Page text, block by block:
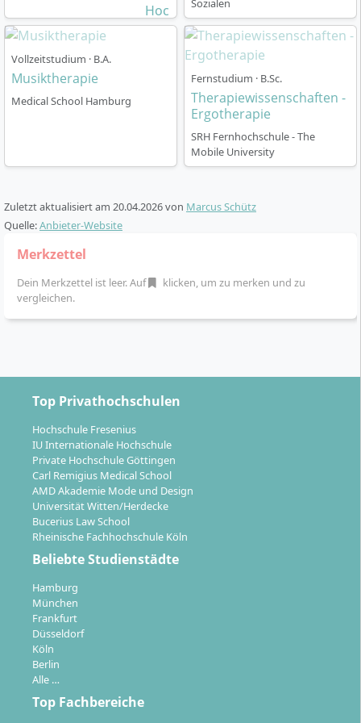
Berufsqualifikation. Das siebte Semester widmet sich
der Professionalisierung, einem Wahlbereich und
deiner Bachelorarbeit. Kleine Lerngruppen und das
CORE-Prinzip (Competence-Oriented Research and
Education) fördern individuelles, praxisnahes und
eigenverantwortliches Lernen, verbunden mit
kontinuierlicher Selbstreflexion.
In welchen Berufen arbeiten Absolventinnen
und Absolventen der Musiktherapie?
Absolventinnen und Absolventen des B.A.
Musiktherapie können in vielfältigen Bereichen tätig
Einrichtungen, Einrichtungen für Menschen mit
Behinderung sowie onkologische Abteilungen und
palliativmedizinische Zentren. Weitere
Einsatzmöglichkeiten bestehen an Musikschulen,
Förderschulen, Kindergärten, in Einrichtungen der
beruflichen Rehabilitation und psychosozialen
Beratungsstellen. Zudem ist der Schritt in die eigene
musiktherapeutische Praxis möglich. Mit dem
Bachelorabschluss kannst du dich für weiterführende
Bewegungstherapie, Soziale Arbeit oder
Neurorehabilitation – qualifizieren.
Wo findet das Studium statt und wie ist das
Sozialen
Vollzeitstudium · B.A.
Musiktherapie
Medical School Hamburg
Fernstudium · B.Sc.
Therapiewissenschaften -
Ergotherapie
SRH Fernhochschule - The
Mobile University
Zuletzt aktualisiert am 20.04.2026von Marcus Schütz
Quelle:Anbieter-Website
Merkzettel
Dein Merkzettel ist leer. Auf
klicken, um zu merken und zu
vergleichen.
Top Privathochschulen
Hochschule Fresenius
IU Internationale Hochschule
Private Hochschule Göttingen
Carl Remigius Medical School
AMD Akademie Mode und Design
Universität Witten/Herdecke
Bucerius Law School
Rheinische Fachhochschule Köln
Beliebte Studienstädte
Hamburg
München
Frankfurt
Düsseldorf
Köln
Berlin
Alle …
Top Fachbereiche